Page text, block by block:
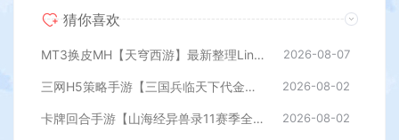
猜你喜欢
MT3换皮MH【天穹西游】最新整理Linux手工服务端+安卓苹果双端+GM后台+详细搭建教程+全套源码+视频教程 2026-08-07
三网H5策略手游【三国兵临天下代金券内购七合修复版】最新整理单机一键即玩镜像端+Linux手工服务端+管理后台+GM授权后台+简易安卓客户端+详细搭建教程+视频教程 2026-08-02
卡牌回合手游【山海经异兽录11赛季全人物代金券内购版】最新整理WIN系服务端+授权GM后台+管理后台+热更修改工具+安卓+详细搭建教程 2026-08-02